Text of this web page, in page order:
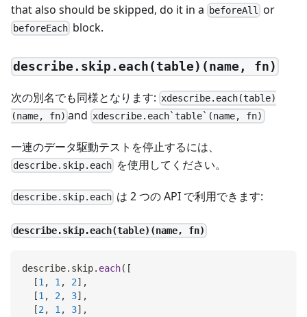
that also should be skipped, do it in a
beforeAll or
beforeEach block.
describe.skip.each(table)(name, fn)
次の別名でも同様となります: xdescribe.each(table)
(name, fn) and xdescribe.each`table`(name, fn)
一連のデータ駆動テストを停止するには、
describe.skip.each を使用してください。
describe.skip.each は 2 つの API で利用できます:
describe.skip.each(table)(name, fn)
describe. skip. each( [
[1 , 1 , 2] ,
[1 , 2, 3] ,
[2, 1 , 3] ,